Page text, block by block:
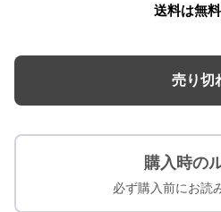
送料は無
売り切
購入時の
必ず購入前にお読